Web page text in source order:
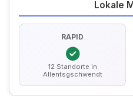
Lokale
RAPID
12 Standorte in
Allentsgschwendt